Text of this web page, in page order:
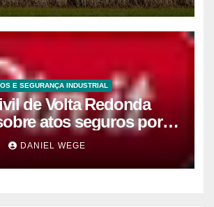
E SEGURANÇA INDUSTRIAL
de Volta Redonda
atos seguros por
meteorológicos
DANIEL WEGE